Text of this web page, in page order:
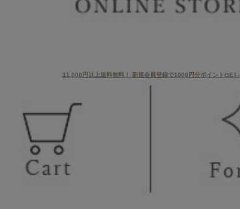
11,000円以上送料無料！ 新規会員登録で1000円分ポイントGET♪